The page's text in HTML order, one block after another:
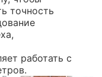
точность
работать с